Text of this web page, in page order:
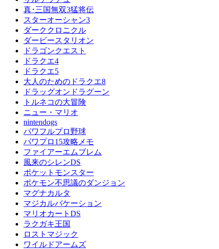
真･三国無双3猛将伝
スターオーシャン3
ダーククロニクル
ダービースタリオン
ドラゴンクエスト
ドラクエ4
ドラクエ5
大人のためのドラクエ8
ドラッグオンドラグーン
トルネコの大冒険
ニュー・マリオ
nintendogs
パワフルプロ野球
パワプロ15攻略メモ
ファイアーエムブレム
風来のシレンDS
ポケットモンスター
ポケモン不思議のダンジョン
マグナカルタ
マジカルバケーション
マリオカートDS
ラクガキ王国
ロストマジック
ワイルドアームズ